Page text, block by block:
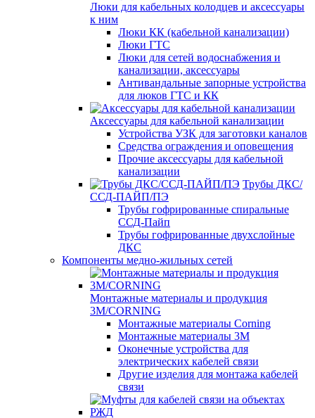
Люки для кабельных колодцев и аксессуары
к ним
Люки КК (кабельной канализации)
Люки ГТС
Люки для сетей водоснабжения и
канализации, аксессуары
Антивандальные запорные устройства
для люков ГТС и КК
Аксессуары для кабельной канализации
Устройства УЗК для заготовки каналов
Средства ограждения и оповещения
Прочие аксессуары для кабельной
канализации
Трубы ДКС/
ССД-ПАЙП/ПЭ
Трубы гофрированные спиральные
ССД-Пайп
Трубы гофрированные двухслойные
ДКС
Компоненты медно-жильных сетей
Монтажные материалы и продукция
3M/CORNING
Монтажные материалы Corning
Монтажные материалы 3M
Оконечные устройства для
электрических кабелей связи
Другие изделия для монтажа кабелей
связи